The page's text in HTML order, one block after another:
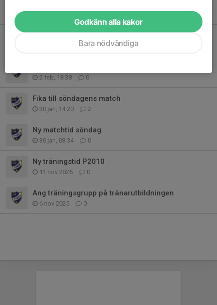
Försäljning kryddor och olivolja
11
2 feb, 18:38 0
Fika till söndagens match
30 jan, 14:20 2
Ny matchtid söndag
30 jan, 08:34 0
Ny träningstid P2010
11 nov 2025 0
Ang träningsgrupp på tränarutbildningen
6 nov 2025 0
Godkänn alla kakor
Bara nödvändiga